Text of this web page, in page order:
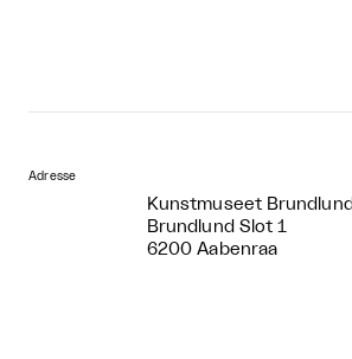
Adresse
Kunstmuseet
Brundlund Slot 1
6200 Aabenraa